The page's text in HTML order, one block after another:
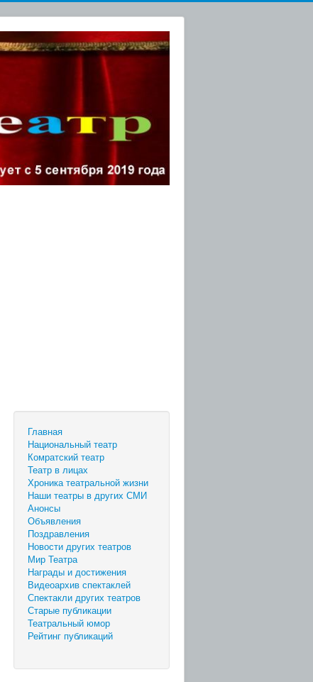
Главная
Национальный театр
Комратский театр
Театр в лицах
Хроника театральной жизни
Наши театры в других СМИ
Анонсы
Объявления
Поздравления
Новости других театров
Мир Театра
Награды и достижения
Видеоархив спектаклей
Спектакли других театров
Старые публикации
Театральный юмор
Рейтинг публикаций